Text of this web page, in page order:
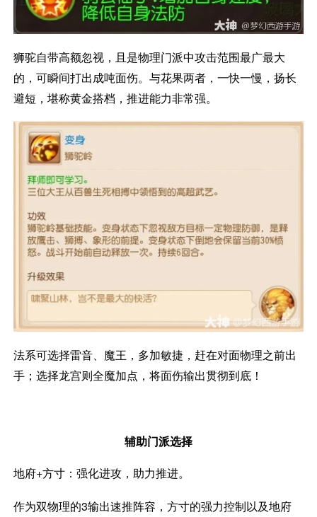
狮驼自带高额忽视，且是物理门派中攻击范围最广最大
的，可瞬间打出成吨面伤。与花果两者，一快一慢，扬长
避短，堪称黄金搭档，推进能力非常强。
法系可选择雷音、魔王，多加敏捷，赶在对面物理之前出
手；选择龙宫则全魔加点，将面伤输出贯彻到底！
辅助门派选择
地府+方寸：强化进攻，助力推进。
作为双物理的3输出速推阵容，方寸的强力控制以及地府